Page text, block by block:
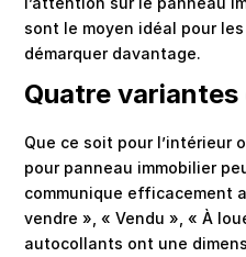
sont le moyen idéal pour
démarquer davantage.
Quatre
Que ce soit pour l’intérieur
pour panneau immobilier
communique efficacement
vendre », « Vendu », « À
autocollants ont une